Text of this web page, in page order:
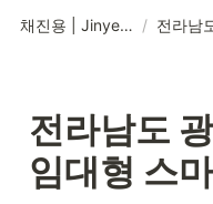
채진용 | Jinyeung Chae /
전라남도
임대형 스